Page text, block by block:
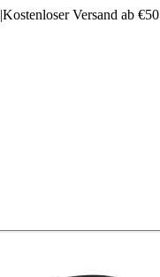
|Kostenloser Versand ab €50